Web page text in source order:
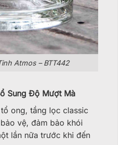
Atmos – BTT442
Sung Độ Mượt Mà
ong, tầng lọc classic
vệ, đảm bảo khói
lần nữa trước khi đến